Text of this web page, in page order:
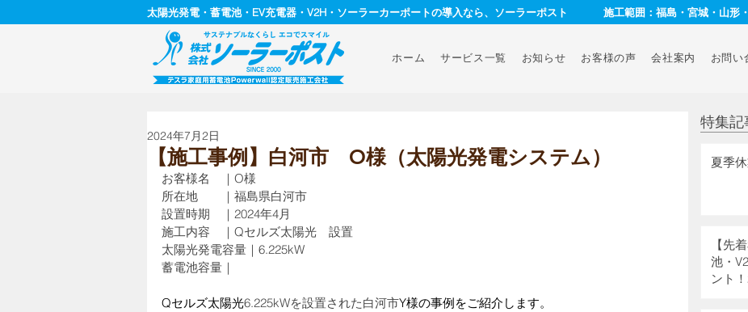
太陽光発電・蓄電池・EV充電器・V2H・ソーラーカーポートの導入なら、ソーラーポスト 施工範囲：福島・宮城・山
ホーム サービス一覧 お知らせ お客様の声 会社案内 お問い
【施工事例】白河市 O様（太陽光発電システム）
2024年7月2日
お客様名　｜O様
所在地　　｜福島県白河市
設置時期　｜2024年4月
施工内容　｜Qセルズ太陽光　設置
太陽光発電容量｜6.225kW
蓄電池容量｜
Qセルズ太陽光6.225kWを設置された白河市Y様の事例をご紹介します。
特集記
夏季
【先
池・
ント